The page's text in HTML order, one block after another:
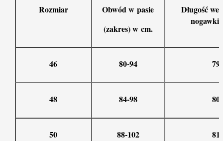
Rozmiar
Obwód w pasie
(zakres) w cm.
Długość
nogawki
46 80-94 79
48 84-98 80
50 88-102 81